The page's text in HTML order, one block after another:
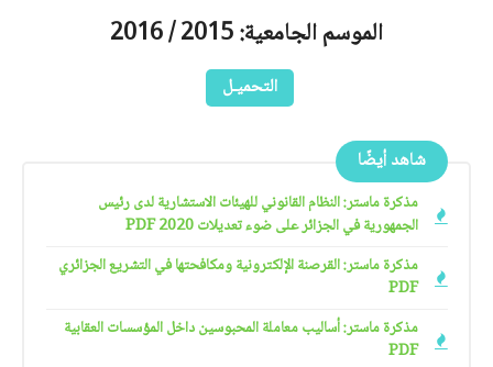
الموسم الجامعية: 2015 / 2016
التحميـل
شاهد أيضًا
مذكرة ماستر: النظام القانوني للهيئات الاستشارية لدى رئيس
الجمهورية في الجزائر على ضوء تعديلات 2020 PDF
مذكرة ماستر: القرصنة الإلكترونية ومكافحتها في التشريع الجزائري
PDF
مذكرة ماستر: أساليب معاملة المحبوسين داخل المؤسسات العقابية
PDF